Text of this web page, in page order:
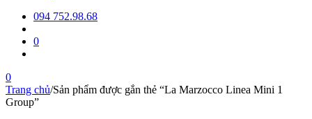
094 752.98.68
0
0
Trang chủ/Sản phẩm được gắn thẻ “La Marzocco Linea Mini 1
Group”